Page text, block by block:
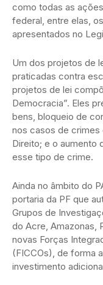
como todas as
federal, entre elas,
apresentados no
Um dos projetos de
praticadas contra
projetos de lei
Democracia”. Eles
bens, bloqueio de
nos casos de
Direito; e o aumento
esse tipo de crime.
Ainda no âmbito do
portaria da PF que
Grupos de
do Acre, Amazonas,
novas Forças
(FICCOs), de forma
investimento